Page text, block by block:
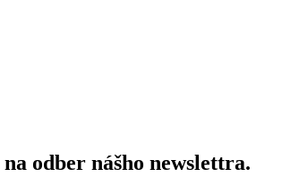
odber nášho newslettra.